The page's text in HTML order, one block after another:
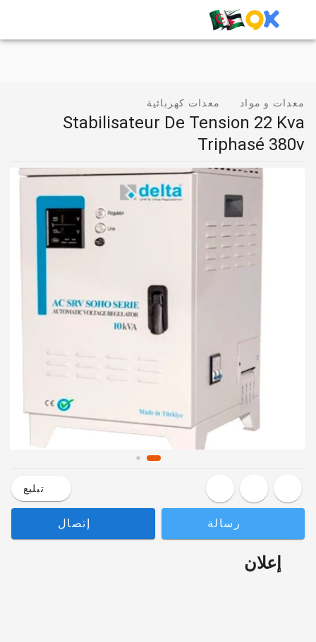
معدات و مواد معدات كهربائية
Stabilisateur De Tension 22 Kva
Triphasé 380v
تبليع
رسالة إتصال
إعلان